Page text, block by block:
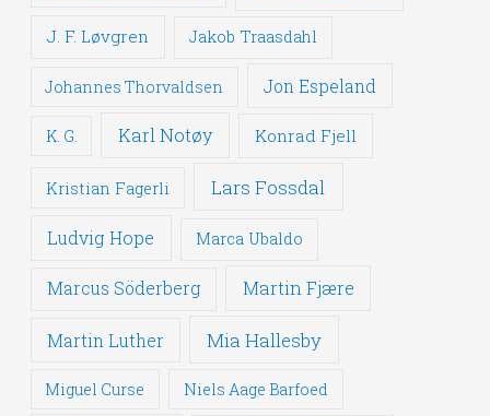
J. F. Løvgren Jakob Traasdahl
Johannes Thorvaldsen Jon Espeland
K. G. Karl Notøy Konrad Fjell
Kristian Fagerli Lars Fossdal
Ludvig Hope Marca Ubaldo
Marcus Söderberg Martin Fjære
Martin Luther Mia Hallesby
Miguel Curse Niels Aage Barfoed